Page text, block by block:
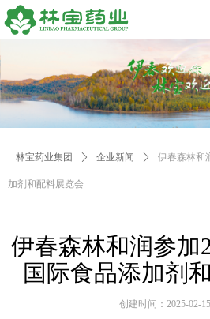
伊春森林和润参加
国际食品添加剂
创建时间： 2025-02-15
林宝药业集团 ꄲ 企业新闻 ꄲ 伊春森林和
加剂和配料展览会